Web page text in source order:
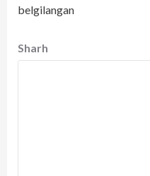
belgilangan
Sharh